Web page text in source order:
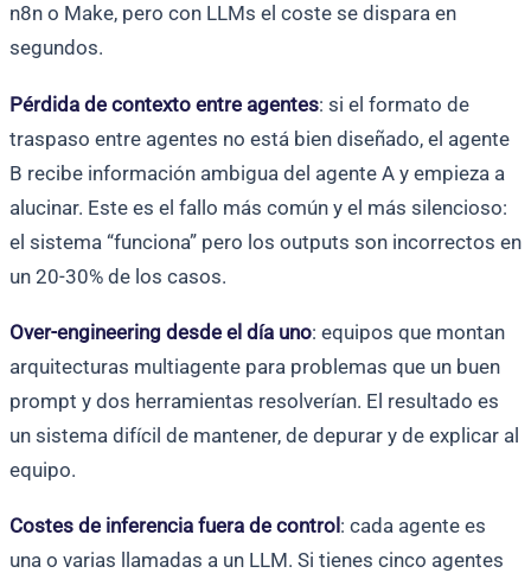
n8n o Make, pero con LLMs el coste se dispara en
segundos.
Pérdida de contexto entre agentes: si el formato de
traspaso entre agentes no está bien diseñado, el agente
B recibe información ambigua del agente A y empieza a
alucinar. Este es el fallo más común y el más silencioso:
el sistema “funciona” pero los outputs son incorrectos en
un 20-30% de los casos.
Over-engineering desde el día uno: equipos que montan
arquitecturas multiagente para problemas que un buen
prompt y dos herramientas resolverían. El resultado es
un sistema difícil de mantener, de depurar y de explicar al
equipo.
Costes de inferencia fuera de control : cada agente es
una o varias llamadas a un LLM. Si tienes cinco agentes